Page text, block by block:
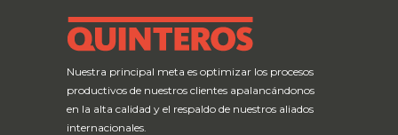
Nuestra principal meta es optimizar los procesos
productivos de nuestros clientes apalancándonos
en la alta calidad y el respaldo de nuestros aliados
internacionales.